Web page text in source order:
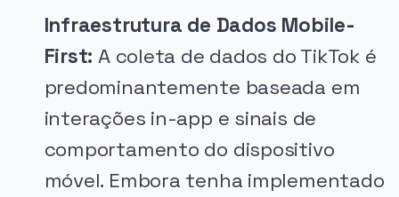
Infraestrutura de Dados Mobile-
First: A coleta de dados do TikTok é
predominantemente baseada em
interações in-app e sinais de
comportamento do dispositivo
móvel. Embora tenha implementado